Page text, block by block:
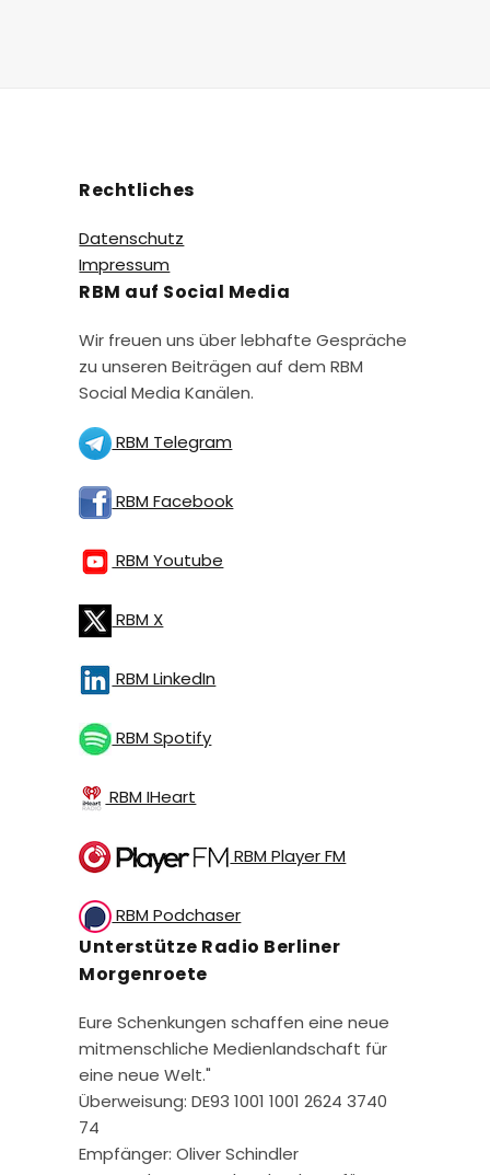
Rechtliches
Datenschutz
Impressum
RBM auf Social Media
Wir freuen uns über lebhafte Gespräche
zu unseren Beiträgen auf dem RBM
Social Media Kanälen.
RBM Telegram
RBM Facebook
RBM Youtube
RBM X
RBM LinkedIn
RBM Spotify
RBM IHeart
RBM Player FM
RBM Podchaser
Unterstütze Radio Berliner
Morgenroete
Eure Schenkungen schaffen eine neue
mitmenschliche Medienlandschaft für
eine neue Welt."
Überweisung: DE93 1001 1001 2624 3740
74
Empfänger: Oliver Schindler